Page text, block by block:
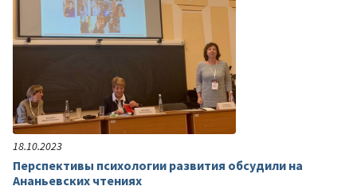
18.10.2023
Перспективы психологии развития обсудили на
Ананьевских чтениях